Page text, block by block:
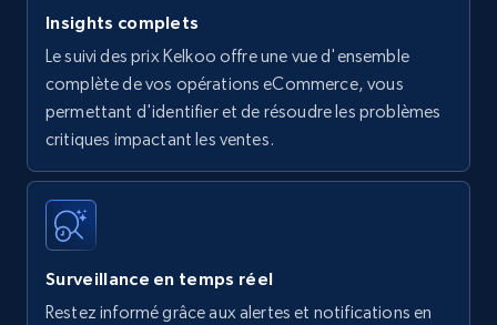
Insights complets
Le suivi des prix Kelkoo offre une vue d'ensemble
complète de vos opérations eCommerce, vous
permettant d'identifier et de résoudre les problèmes
critiques impactant les ventes.
Surveillance en temps réel
Restez informé grâce aux alertes et notifications en